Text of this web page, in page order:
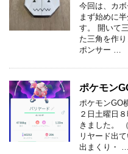
今回は、カボ
まず始めに
す。 開いて
た三角を作
ポンサー …
ポケモン
ポケモンGO
２日土曜日
きました。
リヤード出
出まくり・ …